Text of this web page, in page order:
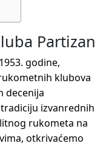
Partizan
godine,
klubova
decenija
izvanrednih
rukometa na
otkrivaćemo